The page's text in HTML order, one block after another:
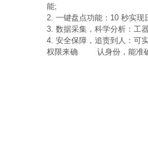
能;
2. 一键盘点功能：10 秒实现
3. 数据采集，科学分析：工
4. 安全保障，追责到人：可
权限来确 认身份，能准确